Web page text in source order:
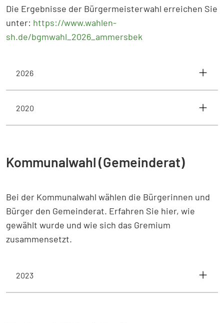
Die Ergebnisse der Bürgermeisterwahl erreichen Sie
unter: https://www.wahlen-
sh.de/bgmwahl_2026_ammersbek
2026
2020
Kommunalwahl (Gemeinderat)
Bei der Kommunalwahl wählen die Bürgerinnen und
Bürger den Gemeinderat. Erfahren Sie hier, wie
gewählt wurde und wie sich das Gremium
zusammensetzt.
2023